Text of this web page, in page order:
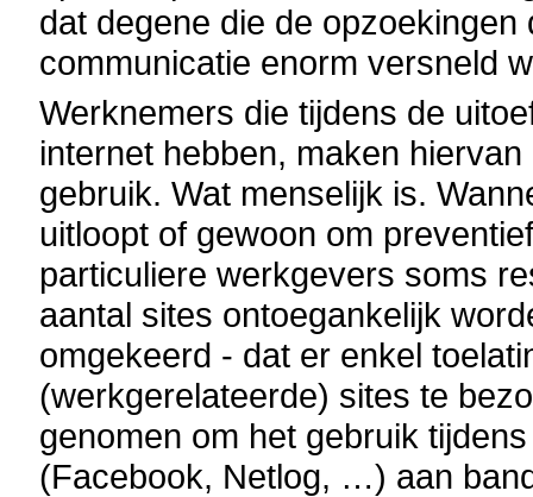
dat degene die de
communicatie enorm versneld
Werknemers die tijdens de
internet hebben, maken
gebruik. Wat menselijk is.
uitloopt of gewoon om
particuliere werkgevers soms
aantal sites ontoegankelijk
omgekeerd - dat er enkel
(werkgerelateerde) sites te
genomen om het gebruik
(Facebook, Netlog, …) aan